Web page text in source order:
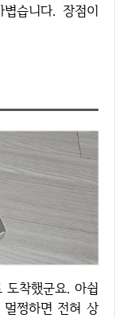
습니다. 장점이
쩡하면 전혀 상